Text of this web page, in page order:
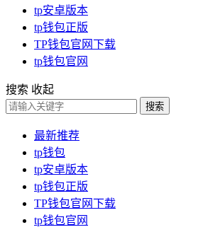
tp安卓版本
tp钱包正版
TP钱包官网下载
tp钱包官网
搜索 收起
搜索
最新推荐
tp钱包
tp安卓版本
tp钱包正版
TP钱包官网下载
tp钱包官网